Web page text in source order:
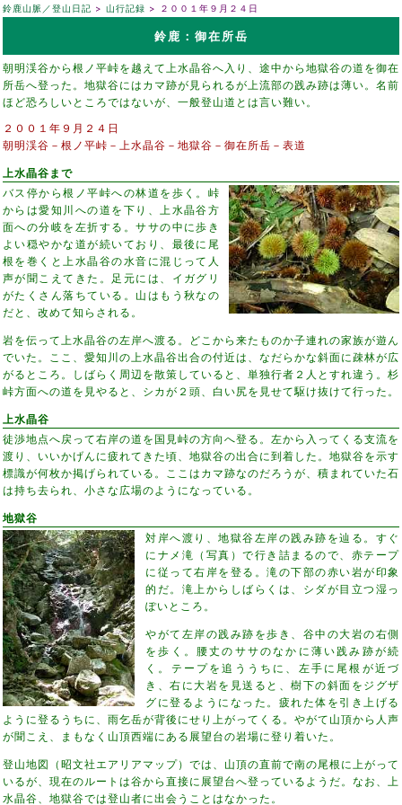
鈴鹿山脈／登山日記 山行記録 ２００１年９月２４日
鈴鹿：御在所岳
朝明渓谷から根ノ平峠を越えて上水晶谷へ入り、途中から地獄谷の道を御在
所岳へ登った。地獄谷にはカマ跡が見られるが上流部の践み跡は薄い。名前
ほど恐ろしいところではないが、一般登山道とは言い難い。
２００１年９月２４日
朝明渓谷－根ノ平峠－上水晶谷－地獄谷－御在所岳－表道
上水晶谷まで
バス停から根ノ平峠への林道を歩く。峠
からは愛知川への道を下り、上水晶谷方
面への分岐を左折する。ササの中に歩き
よい穏やかな道が続いており、最後に尾
根を巻くと上水晶谷の水音に混じって人
声が聞こえてきた。足元には、イガグリ
がたくさん落ちている。山はもう秋なの
だと、改めて知らされる。
岩を伝って上水晶谷の左岸へ渡る。どこから来たものか子連れの家族が遊ん
でいた。ここ、愛知川の上水晶谷出合の付近は、なだらかな斜面に疎林が広
がるところ。しばらく周辺を散策していると、単独行者２人とすれ違う。杉
峠方面への道を見やると、シカが２頭、白い尻を見せて駆け抜けて行った。
上水晶谷
徒渉地点へ戻って右岸の道を国見峠の方向へ登る。左から入ってくる支流を
渡り、いいかげんに疲れてきた頃、地獄谷の出合に到着した。地獄谷を示す
標識が何枚か掲げられている。ここはカマ跡なのだろうが、積まれていた石
は持ち去られ、小さな広場のようになっている。
地獄谷
対岸へ渡り、地獄谷左岸の践み跡を辿る。すぐ
にナメ滝（写真）で行き詰まるので、赤テープ
に従って右岸を登る。滝の下部の赤い岩が印象
的だ。滝上からしばらくは、シダが目立つ湿っ
ぽいところ。
やがて左岸の践み跡を歩き、谷中の大岩の右側
を歩く。腰丈のササのなかに薄い践み跡が続
く。テープを追ううちに、左手に尾根が近づ
き、右に大岩を見送ると、樹下の斜面をジグザ
グに登るようになった。疲れた体を引き上げる
ように登るうちに、雨乞岳が背後にせり上がってくる。やがて山頂から人声
が聞こえ、まもなく山頂西端にある展望台の岩場に登り着いた。
登山地図（昭文社エアリアマップ）では、山頂の直前で南の尾根に上がって
いるが、現在のルートは谷から直接に展望台へ登っているようだ。なお、上
水晶谷、地獄谷では登山者に出会うことはなかった。